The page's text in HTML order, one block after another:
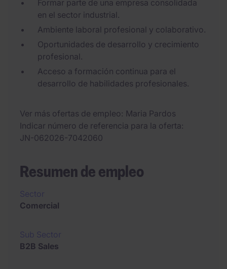
Formar parte de una empresa consolidada
en el sector industrial.
Ambiente laboral profesional y colaborativo.
Oportunidades de desarrollo y crecimiento
profesional.
Acceso a formación continua para el
desarrollo de habilidades profesionales.
Ver más ofertas de empleo
Maria Pardos
Indicar número de referencia para la oferta
JN-062026-7042060
Resumen de empleo
Comercial
B2B Sales